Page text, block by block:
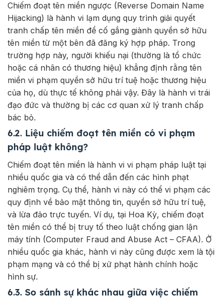
Chiếm đoạt tên miền ngược (Reverse Domain Name
Hijacking) là hành vi lạm dụng quy trình giải quyết
tranh chấp tên miền để cố gắng giành quyền sở hữu
tên miền từ một bên đã đăng ký hợp pháp. Trong
trường hợp này, người khiếu nại (thường là tổ chức
hoặc cá nhân có thương hiệu) khẳng định rằng tên
miền vi phạm quyền sở hữu trí tuệ hoặc thương hiệu
của họ, dù thực tế không phải vậy. Đây là hành vi trái
đạo đức và thường bị các cơ quan xử lý tranh chấp
bác bỏ.
6.2. Liệu chiếm đoạt tên miền có vi phạm
pháp luật không?
Chiếm đoạt tên miền là hành vi vi phạm pháp luật tại
nhiều quốc gia và có thể dẫn đến các hình phạt
nghiêm trọng. Cụ thể, hành vi này có thể vi phạm các
quy định về bảo mật thông tin, quyền sở hữu trí tuệ,
và lừa đảo trực tuyến. Ví dụ, tại Hoa Kỳ, chiếm đoạt
tên miền có thể bị truy tố theo luật chống gian lận
máy tính (Computer Fraud and Abuse Act – CFAA). Ở
nhiều quốc gia khác, hành vi này cũng được xem là tội
phạm mạng và có thể bị xử phạt hành chính hoặc
hình sự.
6.3. So sánh sự khác nhau giữa việc chiếm